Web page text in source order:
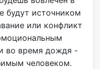
будут источником
или конфликт
во время дождя -
человеком.